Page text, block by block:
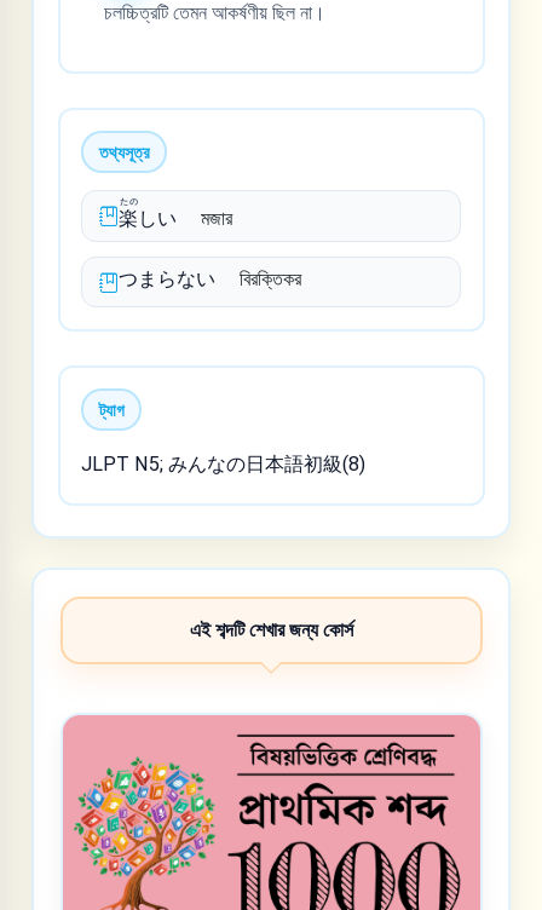
চলচ্চিত্রটি তেমন আকর্ষণীয় ছিল না।
তথ্যসূত্র
楽
たの
しい মজার
つまらない বিরক্তিকর
ট্যাগ
JLPT N5; みんなの日本語初級(8)
এই শব্দটি শেখার জন্য কোর্স